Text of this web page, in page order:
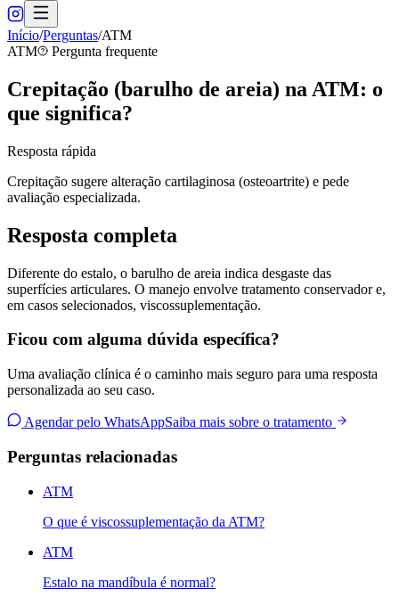
Início/Perguntas/ATM
ATM
Pergunta frequente
Crepitação (barulho de areia) na ATM: o
que significa?
Resposta rápida
Crepitação sugere alteração cartilaginosa (osteoartrite) e pede
avaliação especializada.
Resposta completa
Diferente do estalo, o barulho de areia indica desgaste das
superfícies articulares. O manejo envolve tratamento conservador e,
em casos selecionados, viscossuplementação.
Ficou com alguma dúvida específica?
Uma avaliação clínica é o caminho mais seguro para uma resposta
personalizada ao seu caso.
Agendar pelo WhatsAppSaiba mais sobre o tratamento
Perguntas relacionadas
ATM
O que é viscossuplementação da ATM?
ATM
Estalo na mandíbula é normal?